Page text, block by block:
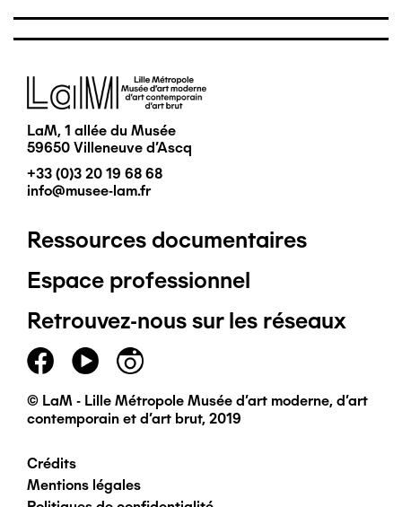
Image
LaM, 1 allée du Musée
59650 Villeneuve d'Ascq
+33 (0)3 20 19 68 68
info@musee-lam.fr
Pied
de
page
principal
Ressources documentaires
Espace professionnel
Retrouvez-nous sur les réseaux
© LaM - Lille Métropole Musée d'art moderne, d'art
contemporain et d'art brut, 2019
Pied
Crédits
Mentions légales